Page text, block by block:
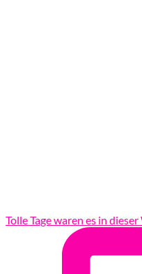
Tolle Tage waren es in